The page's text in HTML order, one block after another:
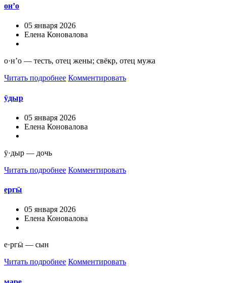
он’о
05 января 2026
Елена Коновалова
о·н’о — тесть, отец жены; свёкр, отец мужа
Читать подробнее Комментировать
ÿдыр
05 января 2026
Елена Коновалова
ÿ·дыр — дочь
Читать подробнее Комментировать
ергӹ
05 января 2026
Елена Коновалова
е·ргӹ — сын
Читать подробнее Комментировать